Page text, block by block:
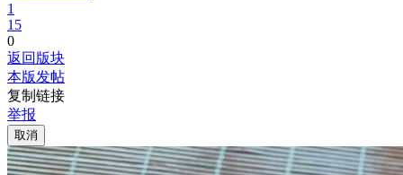
1
15
0
返回版块
本版发帖
复制链接
举报
取消